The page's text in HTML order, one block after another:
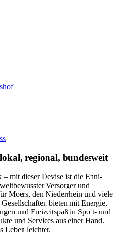
regional, bundesweit
– mit dieser Devise ist die Enni-
Versorger und
Moers, den Niederrhein und viele
bieten mit Energie,
und Freizeitspaß in Sport- und
und Services aus einer Hand.
Leben leichter.